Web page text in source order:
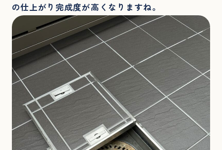
の仕上がり完成度が高くなりますね。